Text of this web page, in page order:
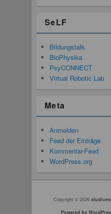
SeLF
Bildungstalk
BioPhysika
PsyCONNECT
Virtual Robotic Lab
Meta
Anmelden
Feed der Einträge
Kommentar-Feed
WordPress.org
Copyright © 2026
Powered by